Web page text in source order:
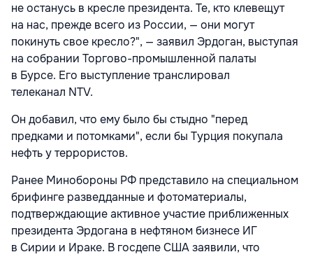
не останусь в кресле президента. Те, кто клевещут
на нас, прежде всего из России, — они могут
покинуть свое кресло?", — заявил Эрдоган, выступая
на собрании Торгово-промышленной палаты
в Бурсе. Его выступление транслировал
телеканал NTV.
Он добавил, что ему было бы стыдно "перед
предками и потомками", если бы Турция покупала
нефть у террористов.
Ранее Минобороны РФ представило на специальном
брифинге разведданные и фотоматериалы,
подтверждающие активное участие приближенных
президента Эрдогана в нефтяном бизнесе ИГ
в Сирии и Ираке. В госдепе США заявили, что